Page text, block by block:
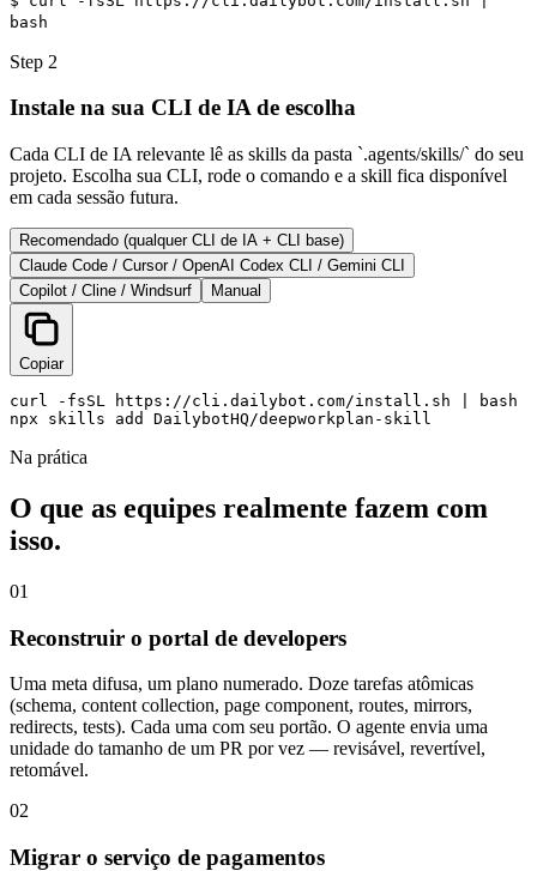
bash
Step 2
Instale na sua CLI de IA de escolha
Cada CLI de IA relevante lê as skills da pasta `.agents/skills/` do seu
projeto. Escolha sua CLI, rode o comando e a skill fica disponível
em cada sessão futura.
Recomendado (qualquer CLI de IA + CLI base)
Claude Code / Cursor / OpenAI Codex CLI / Gemini CLI
Copilot / Cline / Windsurf
Manual
Copiar
curl -fsSL https://cli.dailybot.com/install.sh | bash
npx skills add DailybotHQ/deepworkplan-skill
Na prática
O que as equipes realmente fazem com
isso.
01
Reconstruir o portal de developers
Uma meta difusa, um plano numerado. Doze tarefas atômicas
(schema, content collection, page component, routes, mirrors,
redirects, tests). Cada uma com seu portão. O agente envia uma
unidade do tamanho de um PR por vez — revisável, revertível,
retomável.
02
Migrar o serviço de pagamentos